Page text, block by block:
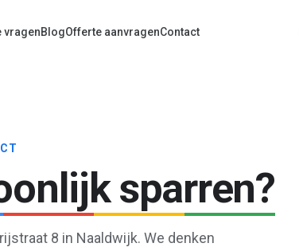
vragenBlogOfferte aanvragenContact
sparren?
8 in Naaldwijk. We denken